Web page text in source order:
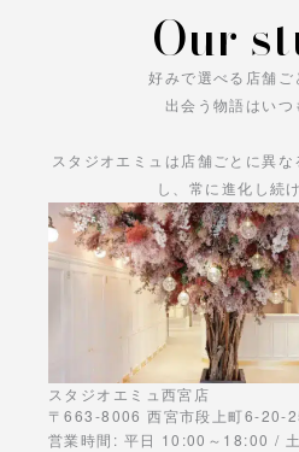
Our
好みで選べる店舗ご
出会う物語はいつ
スタジオエミュは店舗ごとに異
し、常に進化し続
あなただけの物語をお
スタジオエミュ西宮店
〒663-8006 西宮市段上町6-20-
営業時間: 平日 10:00～18:00 /